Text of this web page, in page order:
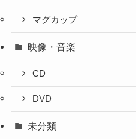
マグカップ
映像・音楽
CD
DVD
未分類